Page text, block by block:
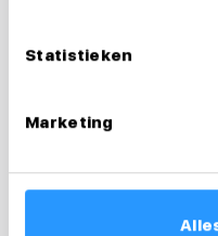
Statistieken
Marketing
Desiree